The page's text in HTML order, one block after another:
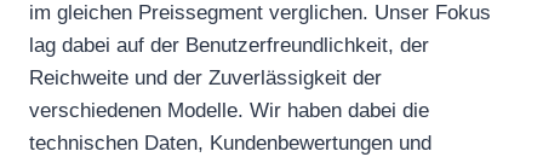
im gleichen Preissegment verglichen. Unser Fokus
lag dabei auf der Benutzerfreundlichkeit, der
Reichweite und der Zuverlässigkeit der
verschiedenen Modelle. Wir haben dabei die
technischen Daten, Kundenbewertungen und